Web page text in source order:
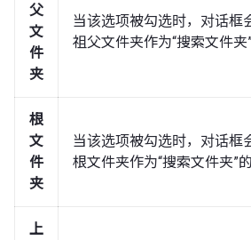
父
文
件
夹
当该选项被勾选时，对话框
祖父文件夹作为“搜索文件夹
根
文
件
夹
当该选项被勾选时，对话框
根文件夹作为“搜索文件夹”
上